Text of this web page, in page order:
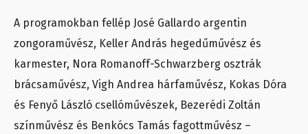
A programokban fellép José Gallardo argentin
zongoraművész, Keller András hegedűművész és
karmester, Nora Romanoff-Schwarzberg osztrák
brácsaművész, Vigh Andrea hárfaművész, Kokas Dóra
és Fenyő László csellóművészek, Bezerédi Zoltán
színművész és Benkócs Tamás fagottművész –